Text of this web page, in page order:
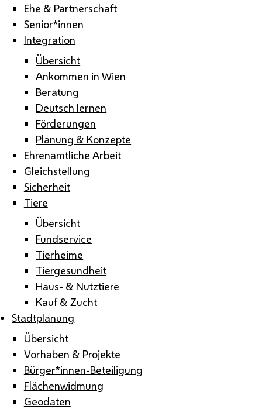
Ehe & Partnerschaft
Senior*innen
Integration
Übersicht
Ankommen in Wien
Beratung
Deutsch lernen
Förderungen
Planung & Konzepte
Ehrenamtliche Arbeit
Gleichstellung
Sicherheit
Tiere
Übersicht
Fundservice
Tierheime
Tiergesundheit
Haus- & Nutztiere
Kauf & Zucht
Stadtplanung
Übersicht
Vorhaben & Projekte
Bürger*innen-Beteiligung
Flächenwidmung
Geodaten